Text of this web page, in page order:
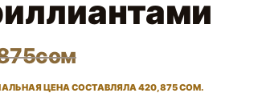
сом
ЦЕНА СОСТАВЛЯЛА 420,875 СОМ.